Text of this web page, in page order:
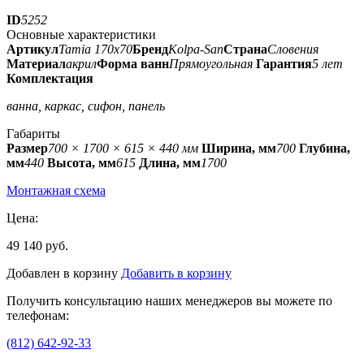
ID5252
Основные характеристики
АртикулTamia 170x70БрендKolpa-SanСтранаСловения
МатериалакрилФорма ваннПрямоугольная Гарантия5 лет
Комплектация
ванна, каркас, сифон, панель
Габариты
Размер700 × 1700 × 615 × 440 мм Ширина, мм700 Глубина,
мм440 Высота, мм615 Длина, мм1700
Монтажная схема
Цена:
49 140 руб.
Добавлен в корзину Добавить в корзину
Получить консультацию наших менеджеров вы можете по
телефонам:
(812) 642-92-33